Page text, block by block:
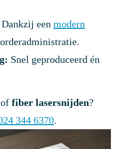
Dankzij een modern
Snel geproduceerd én
of fiber lasersnijden?
344 6370.